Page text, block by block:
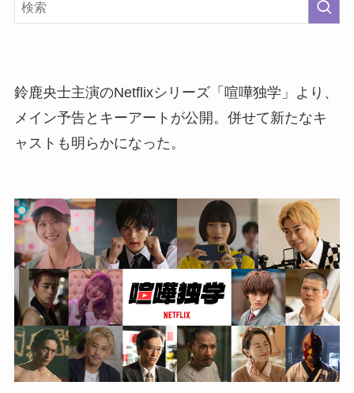
鈴鹿央士主演のNetflixシリーズ「喧嘩独学」より、
メイン予告とキーアートが公開。併せて新たなキ
ャストも明らかになった。